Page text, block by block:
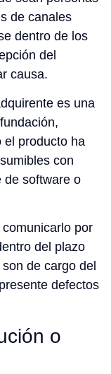
de canales
dentro de los
del
causa.
es una
el producto ha
con
de software o
por
del plazo
de cargo del
defectos
o